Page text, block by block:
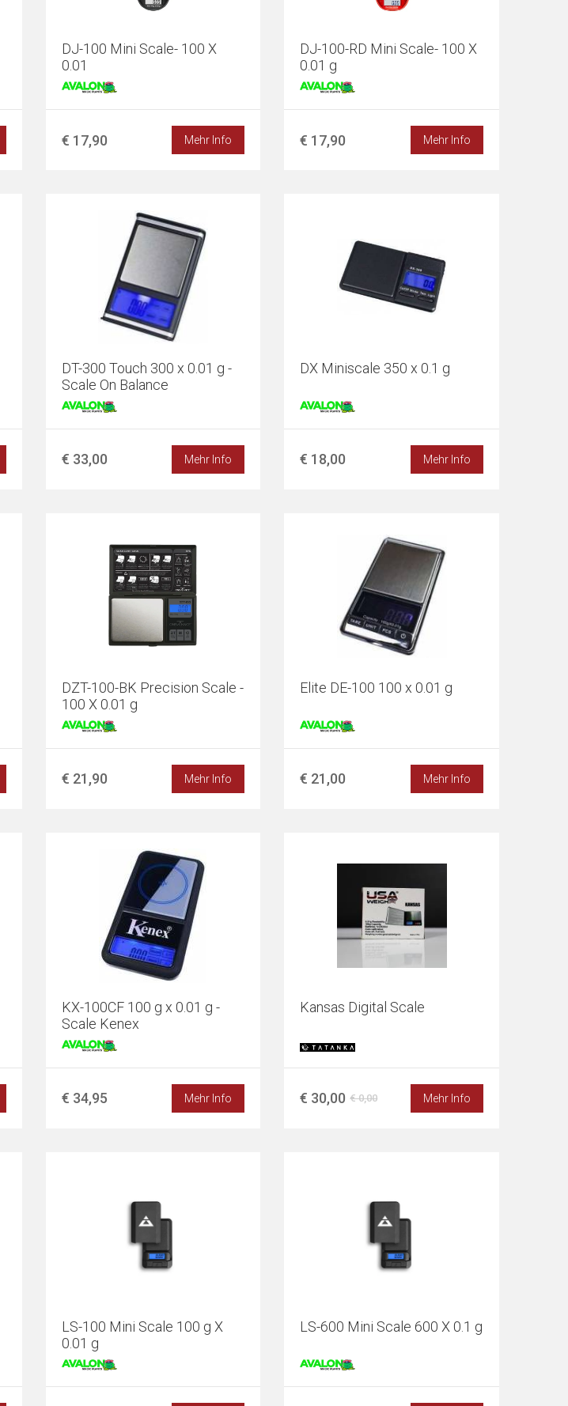
DJ-100 Mini Scale- 100 X
0.01
€ 17,90 Mehr Info
DJ-100-RD Mini Scale- 100 X
0.01 g
€ 17,90 Mehr Info
DT-300 Touch 300 x 0.01 g -
Scale On Balance
€ 33,00 Mehr Info
DX Miniscale 350 x 0.1 g
€ 18,00 Mehr Info
DZT-100-BK Precision Scale -
100 X 0.01 g
€ 21,90 Mehr Info
Elite DE-100 100 x 0.01 g
€ 21,00 Mehr Info
KX-100CF 100 g x 0.01 g -
Scale Kenex
€ 34,95 Mehr Info
Kansas Digital Scale
€ 30,00 € 0,00 Mehr Info
LS-100 Mini Scale 100 g X
0.01 g
LS-600 Mini Scale 600 X 0.1 g